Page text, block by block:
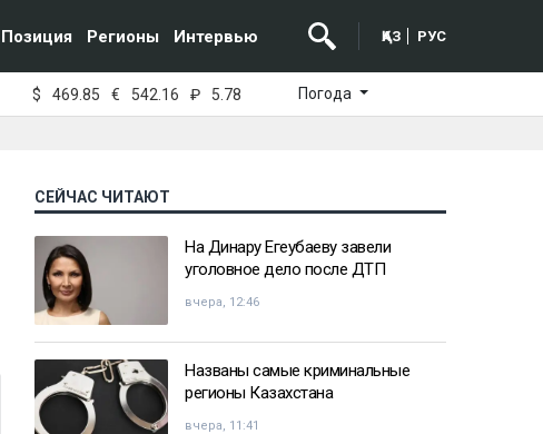
Позиция Регионы Интервью ҚАЗ РУС
$ 469.85 € 542.16 ₽ 5.78 Погода
СЕЙЧАС ЧИТАЮТ
На Динару Егеубаеву завели
уголовное дело после ДТП
вчера, 12:46
Названы самые криминальные
регионы Казахстана
вчера, 11:41